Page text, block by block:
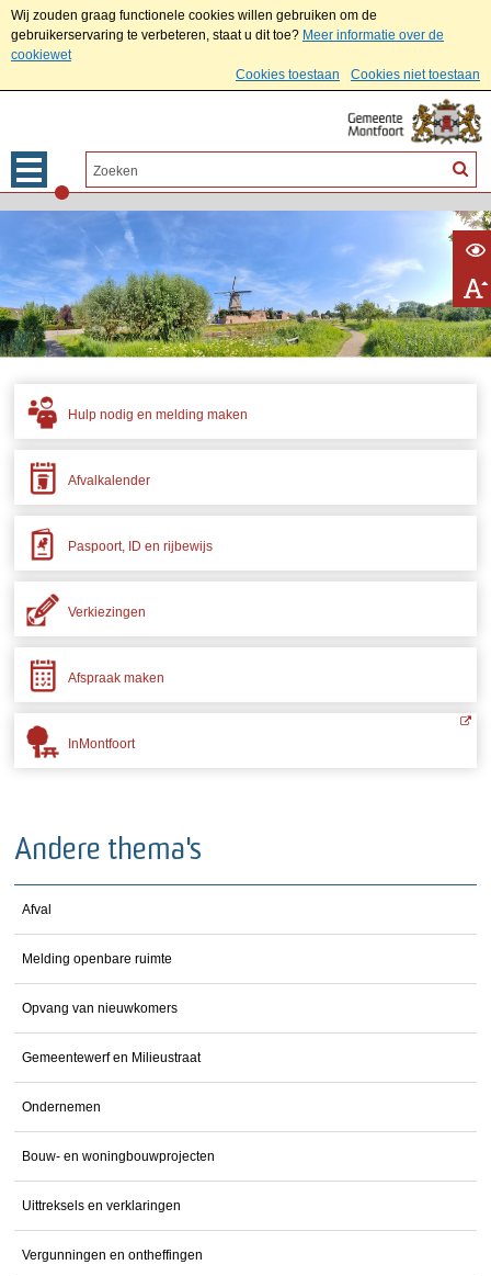
Wij zouden graag functionele cookies willen gebruiken om de
gebruikerservaring te verbeteren, staat u dit toe? Meer informatie over de
cookiewet
Cookies toestaan
Cookies niet toestaan
Hulp nodig en melding maken
Afvalkalender
Paspoort, ID en rijbewijs
Verkiezingen
Afspraak maken
InMontfoort
Andere thema's
Afval
Melding openbare ruimte
Opvang van nieuwkomers
Gemeentewerf en Milieustraat
Ondernemen
Bouw- en woningbouwprojecten
Uittreksels en verklaringen
Vergunningen en ontheffingen